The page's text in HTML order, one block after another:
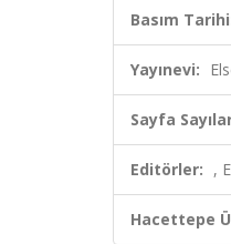
Basım
Yayınevi:
Sayfa
Editörler: ,
Hacettepe